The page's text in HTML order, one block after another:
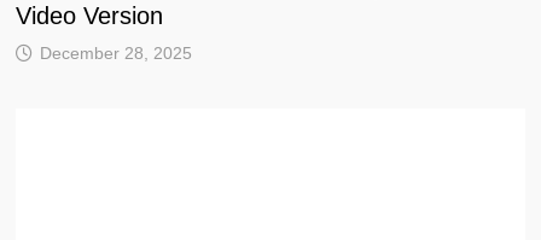
Video Version
December 28, 2025